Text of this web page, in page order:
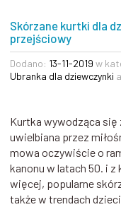
Skórzane kurtki dla
przejściowy
Dodano: 13-11-2019 w
Ubranka dla dziewczynki
Kurtka wywodząca
uwielbiana przez
mowa oczywiście o
kanonu w latach 50. i
więcej, popularne
także w trendach